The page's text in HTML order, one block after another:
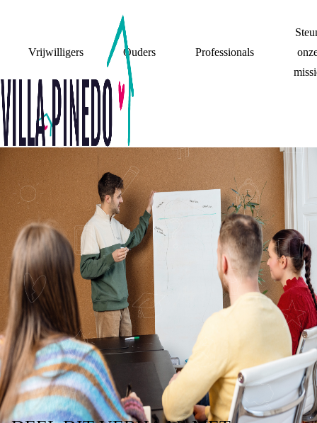
Vrijwilligers Ouders Professionals
SKJ TRAINING
'LAAT ONS (NIET)
LOS'